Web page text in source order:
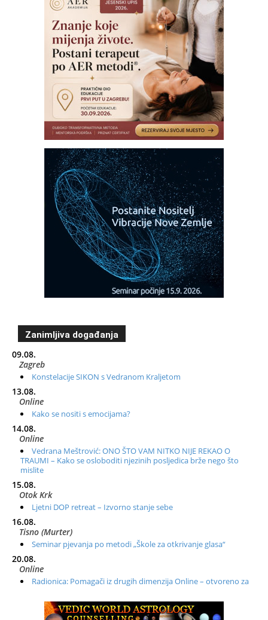
Zanimljiva događanja
09.08.
Zagreb
Konstelacije SIKON s Vedranom Kraljetom
13.08.
Online
Kako se nositi s emocijama?
14.08.
Online
Vedrana Meštrović: ONO ŠTO VAM NITKO NIJE REKAO O
TRAUMI – Kako se osloboditi njezinih posljedica brže nego što
mislite
15.08.
Otok Krk
Ljetni DOP retreat – Izvorno stanje sebe
16.08.
Tisno (Murter)
Seminar pjevanja po metodi „Škole za otkrivanje glasa“
20.08.
Online
Radionica: Pomagači iz drugih dimenzija Online – otvoreno za
Zagreb+Online